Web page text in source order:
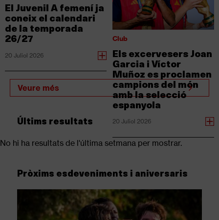
El Juvenil A femení ja
coneix el calendari
de la temporada
26/27
20 Juliol 2026
Club
Els excervesers Joan
Garcia i Víctor
Muñoz es proclamen
campions del món
amb la selecció
espanyola
20 Juliol 2026
Veure més
Últims resultats
No hi ha resultats de l'última setmana per mostrar.
Pròxims esdeveniments i aniversaris